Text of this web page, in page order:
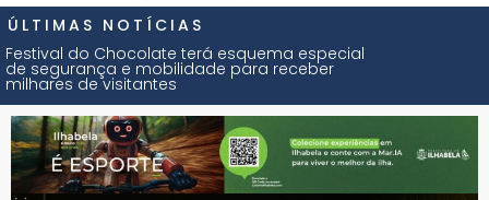
ÚLTIMAS NOTÍCIAS
Festival do Chocolate terá esquema especial
de segurança e mobilidade para receber
milhares de visitantes